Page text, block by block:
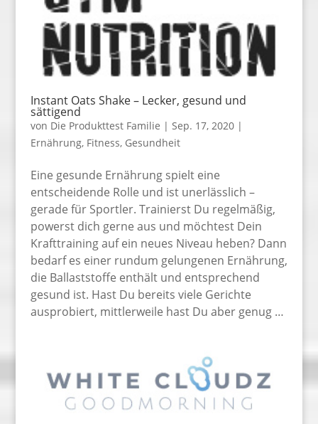
Instant Oats Shake – Lecker, gesund und
sättigend
von Die Produkttest Familie | Sep. 17, 2020|
Ernährung, Fitness, Gesundheit
Eine gesunde Ernährung spielt eine
entscheidende Rolle und ist unerlässlich –
gerade für Sportler. Trainierst Du regelmäßig,
powerst dich gerne aus und möchtest Dein
Krafttraining auf ein neues Niveau heben? Dann
bedarf es einer rundum gelungenen Ernährung,
die Ballaststoffe enthält und entsprechend
gesund ist. Hast Du bereits viele Gerichte
ausprobiert, mittlerweile hast Du aber genug …